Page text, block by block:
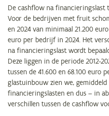
De cashflow na financieringslast
Voor de bedrijven met fruit
en 2024 van minimaal 21.200
euro per bedrijf in 2024. Het
na financieringslast wordt
Deze liggen in de periode 2012-
tussen de 41.600 en 68.100 euro
glastuinbouw zien we, gemiddeld
financieringslasten en dus – in
verschillen tussen de cashflow